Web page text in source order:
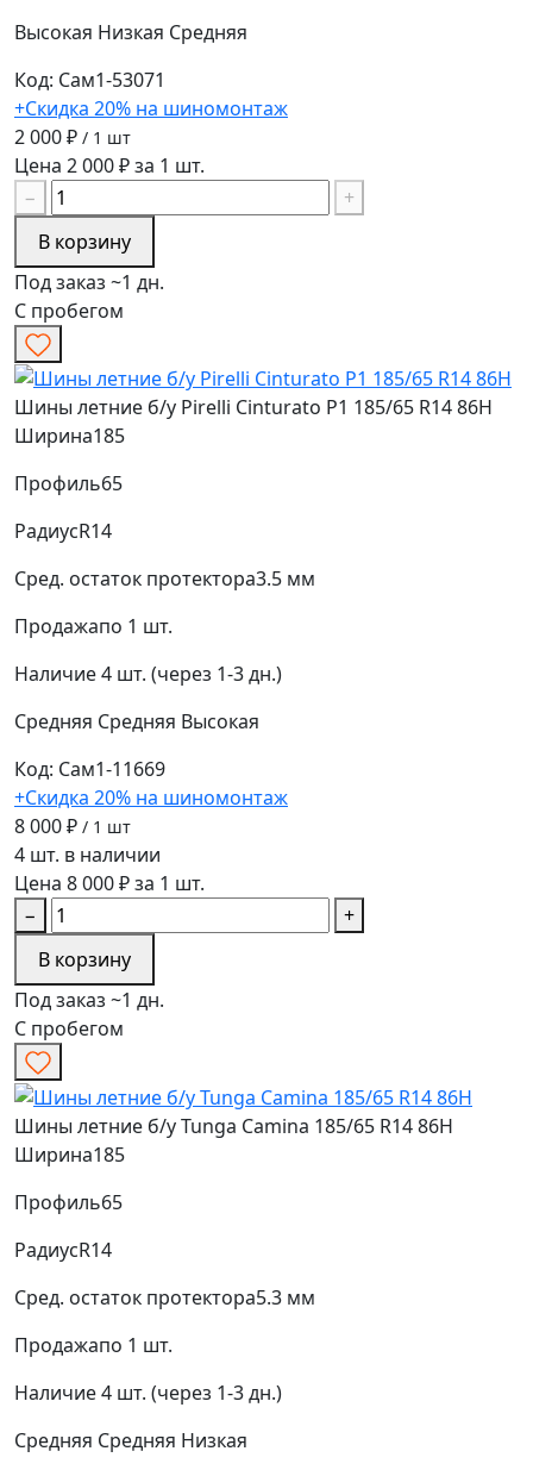
Высокая Низкая Средняя
Код: Сам1-53071
+Скидка 20% на шиномонтаж
2 000 ₽ / 1 шт
Цена 2 000 ₽ за 1 шт.
−
+
В корзину
Под заказ ~1 дн.
С пробегом
Шины летние б/у Pirelli Cinturato P1 185/65 R14 86H
Ширина185
Профиль65
РадиусR14
Сред. остаток протектора3.5 мм
Продажапо 1 шт.
Наличие4 шт. (через 1-3 дн.)
Средняя Средняя Высокая
Код: Сам1-11669
+Скидка 20% на шиномонтаж
8 000 ₽ / 1 шт
4 шт. в наличии
Цена 8 000 ₽ за 1 шт.
−
+
В корзину
Под заказ ~1 дн.
С пробегом
Шины летние б/у Tunga Camina 185/65 R14 86H
Ширина185
Профиль65
РадиусR14
Сред. остаток протектора5.3 мм
Продажапо 1 шт.
Наличие4 шт. (через 1-3 дн.)
Средняя Средняя Низкая